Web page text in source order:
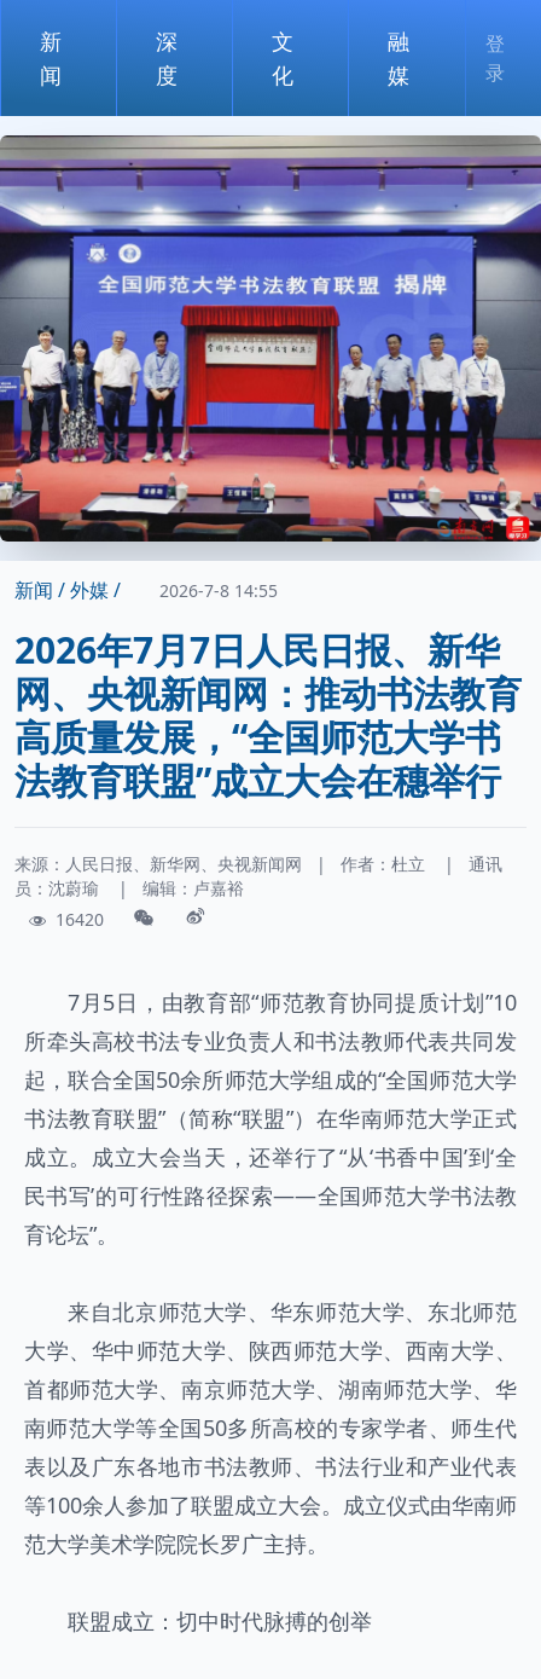
新
闻
深
度
文
化
融
媒
登
录
新闻 /外媒 / 2026-7-8 14:55
2026年7月7日人民日报、新华
网、央视新闻网：推动书法教育
高质量发展，“全国师范大学书
法教育联盟”成立大会在穗举行
来源：人民日报、新华网、央视新闻网 | 作者： 杜立 |
通讯
员： 沈蔚瑜 |
编辑：卢嘉裕
16420
7月5日，由教育部“师范教育协同提质计划”10
所牵头高校书法专业负责人和书法教师代表共同发
起，联合全国50余所师范大学组成的“全国师范大学
书法教育联盟”（简称“联盟”）在华南师范大学正式
成立。成立大会当天，还举行了“从‘书香中国’到‘全
民书写’的可行性路径探索——全国师范大学书法教
育论坛”。
来自北京师范大学、华东师范大学、东北师范
大学、华中师范大学、陕西师范大学、西南大学、
首都师范大学、南京师范大学、湖南师范大学、华
南师范大学等全国50多所高校的专家学者、师生代
表以及广东各地市书法教师、书法行业和产业代表
等100余人参加了联盟成立大会。成立仪式由华南师
范大学美术学院院长罗广主持。
联盟成立：切中时代脉搏的创举